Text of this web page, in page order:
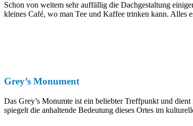
Schon von weitem sehr auffällig die Dachgestaltung
kleines Café, wo man Tee und Kaffee trinken kann. Alles
Grey’s Monument
Das Grey’s Monumte ist ein beliebter Treffpunkt und
spiegelt die anhaltende Bedeutung dieses Ortes im